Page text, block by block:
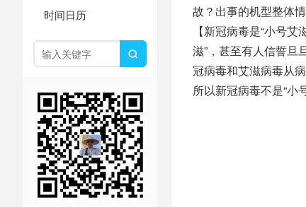
时间日历

故？出事的机型整体
【新冠病毒是“小号
滋”，甚至有人信誓旦
冠病毒和艾滋病毒从
所以新冠病毒不是“小号